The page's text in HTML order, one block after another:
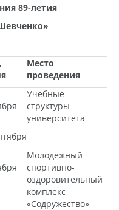
89-летия
Место
проведения
Учебные
структуры
университета
Молодежный
спортивно-
оздоровительный
комплекс
«Содружество»